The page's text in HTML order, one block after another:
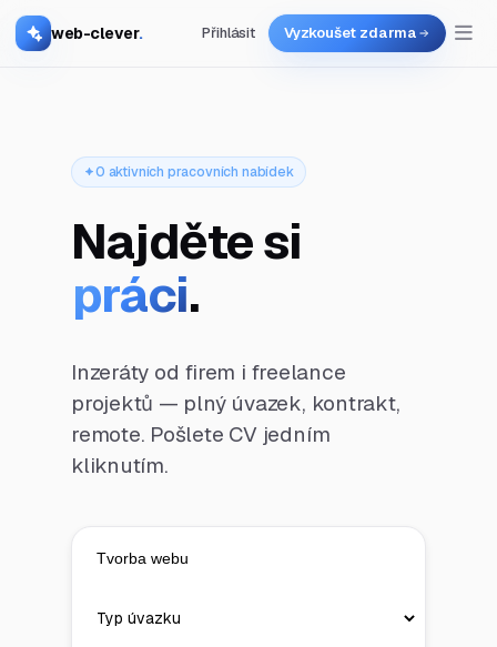
web-clever. Přihlásit Vyzkoušet zdarma
0 aktivních pracovních nabídek
Najděte si
práci.
Inzeráty od firem i freelance
projektů — plný úvazek, kontrakt,
remote. Pošlete CV jedním
kliknutím.